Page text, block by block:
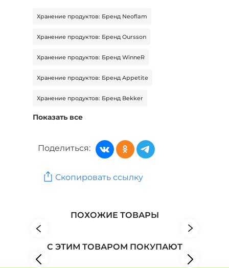
Хранение продуктов: Бренд Neoflam
Хранение продуктов: Бренд Oursson
Хранение продуктов: Бренд WinneR
Хранение продуктов: Бренд Appetite
Хранение продуктов: Бренд Bekker
Хранение продуктов: Бренд Homver
Хранение продуктов: Бренд Lefard
Посуда для приготовления: Бренд WinneR
Посуда для приготовления: Бренд МультиДоМ
Показать все
Поделиться:
Скопировать ссылку
ПОХОЖИЕ ТОВАРЫ
С ЭТИМ ТОВАРОМ ПОКУПАЮТ